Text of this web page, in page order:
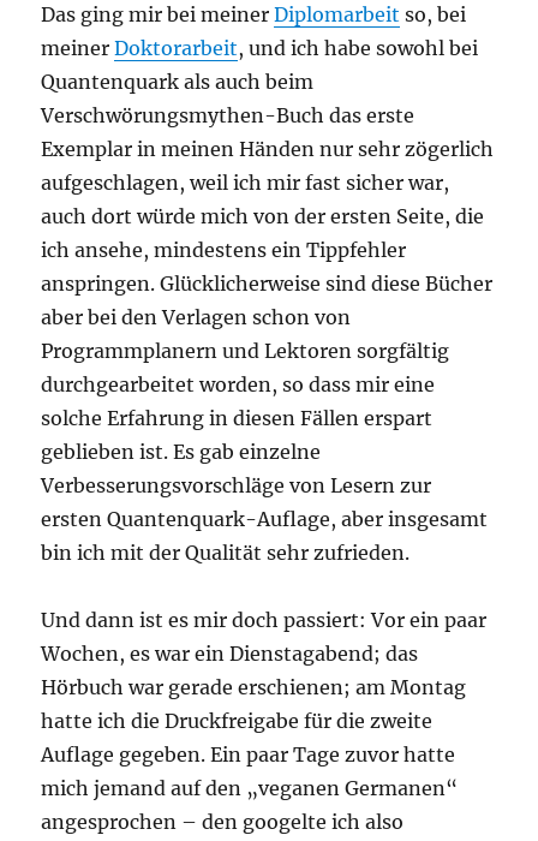
Das ging mir bei meinerDiplomarbeit so, bei
meinerDoktorarbeit, und ich habe sowohl bei
Quantenquark als auch beim
Verschwörungsmythen-Buch das erste
Exemplar in meinen Händen nur sehr zögerlich
aufgeschlagen, weil ich mir fast sicher war,
auch dort würde mich von der ersten Seite, die
ich ansehe, mindestens ein Tippfehler
anspringen. Glücklicherweise sind diese Bücher
aber bei den Verlagen schon von
Programmplanern und Lektoren sorgfältig
durchgearbeitet worden, so dass mir eine
solche Erfahrung in diesen Fällen erspart
geblieben ist. Es gab einzelne
Verbesserungsvorschläge von Lesern zur
ersten Quantenquark-Auflage, aber insgesamt
bin ich mit der Qualität sehr zufrieden.
Und dann ist es mir doch passiert: Vor ein paar
Wochen, es war ein Dienstagabend; das
Hörbuch war gerade erschienen; am Montag
hatte ich die Druckfreigabe für die zweite
Auflage gegeben. Ein paar Tage zuvor hatte
mich jemand auf den „veganen Germanen“
angesprochen – den googelte ich also